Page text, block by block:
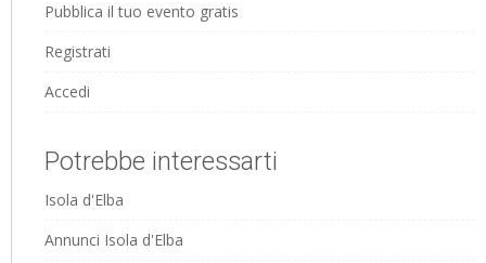
Pubblica il tuo evento gratis
Registrati
Accedi
Potrebbe interessarti
Isola d'Elba
Annunci Isola d'Elba